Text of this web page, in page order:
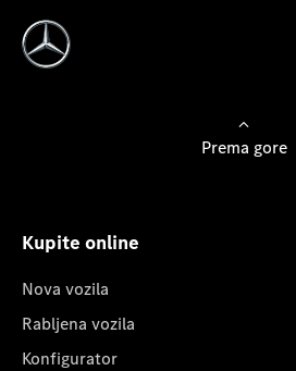
Prema gore
Kupite online
Nova vozila
Rabljena vozila
Konfigurator